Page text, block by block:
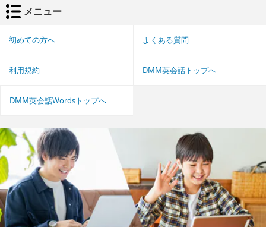
メニュー
初めての方へ よくある質問
利用規約 DMM英会話トップへ
DMM英会話Wordsトップへ